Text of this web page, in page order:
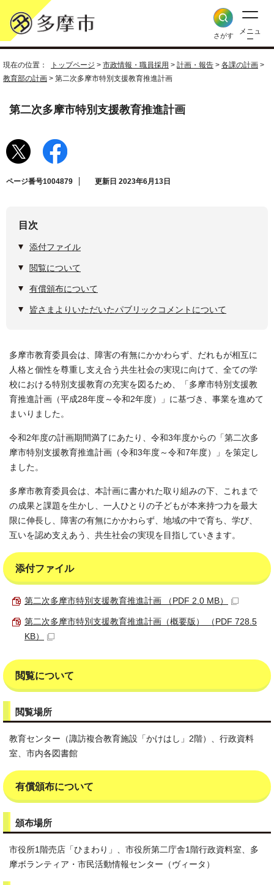
さがす
メニュ
ー
現在の位置： トップページ > 市政情報・職員採用 > 計画・報告 > 各課の計画 >
教育部の計画 > 第二次多摩市特別支援教育推進計画
第二次多摩市特別支援教育推進計画
ページ番号1004879 更新日 2023年6月13日
目次
添付ファイル
閲覧について
有償頒布について
皆さまよりいただいたパブリックコメントについて
多摩市教育委員会は、障害の有無にかかわらず、だれもが相互に
人格と個性を尊重し支え合う共生社会の実現に向けて、全ての学
校における特別支援教育の充実を図るため、「多摩市特別支援教
育推進計画（平成28年度～令和2年度）」に基づき、事業を進めて
まいりました。
令和2年度の計画期間満了にあたり、令和3年度からの「第二次多
摩市特別支援教育推進計画（令和3年度～令和7年度）」を策定し
ました。
多摩市教育委員会は、本計画に書かれた取り組みの下、これまで
の成果と課題を生かし、一人ひとりの子どもが本来持つ力を最大
限に伸長し、障害の有無にかかわらず、地域の中で育ち、学び、
互いを認め支えあう、共生社会の実現を目指していきます。
添付ファイル
第二次多摩市特別支援教育推進計画 （PDF 2.0 MB）
第二次多摩市特別支援教育推進計画（概要版） （PDF 728.5
KB）
閲覧について
閲覧場所
教育センター（諏訪複合教育施設「かけはし」2階）、行政資料
室、市内各図書館
有償頒布について
頒布場所
市役所1階売店「ひまわり」、市役所第二庁舎1階行政資料室、多
摩ボランティア・市民活動情報センター（ヴィータ）